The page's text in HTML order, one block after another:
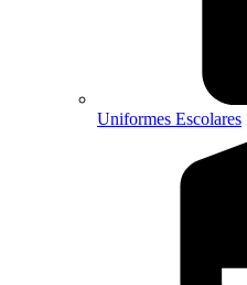
Uniformes Escolares